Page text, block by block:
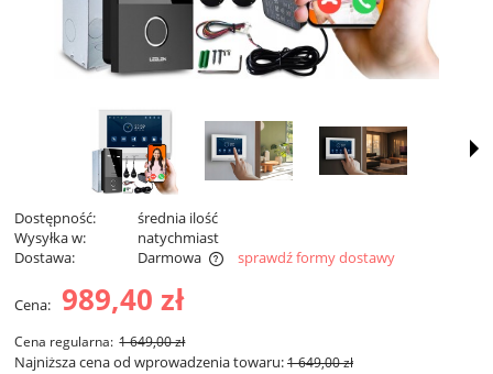
Dostępność:
średnia ilość
Wysyłka w:
natychmiast
Dostawa:
Darmowa
sprawdź formy dostawy
Cena: 989,40 zł
Cena regularna: 1 649,00 zł
Najniższa cena od wprowadzenia towaru:1 649,00 zł